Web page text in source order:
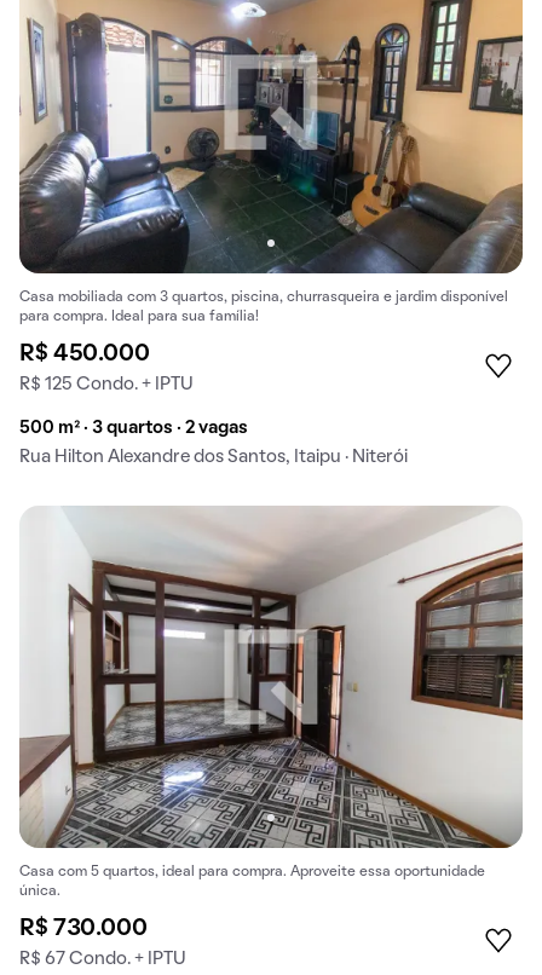
Casa mobiliada com 3 quartos, piscina, churrasqueira e jardim disponível
para compra. Ideal para sua família!
R$ 450.000
R$ 125 Condo. + IPTU
500 m² · 3 quartos · 2 vagas
Rua Hilton Alexandre dos Santos, Itaipu · Niterói
Casa com 5 quartos, ideal para compra. Aproveite essa oportunidade
única.
R$ 730.000
R$ 67 Condo. + IPTU